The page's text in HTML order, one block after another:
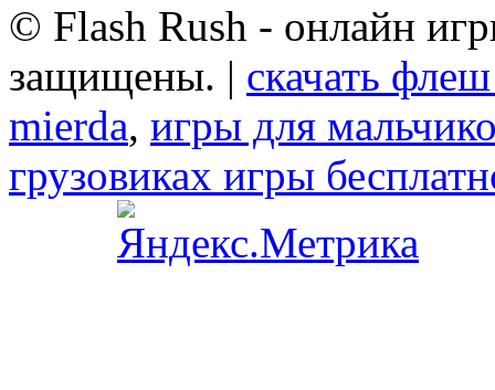
© Flash Rush - онлайн
защищены. | скачать
mierda, игры для
грузовиках игры